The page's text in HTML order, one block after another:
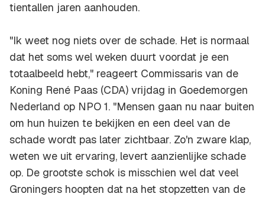
tientallen jaren aanhouden.
"Ik weet nog niets over de schade. Het is normaal
dat het soms wel weken duurt voordat je een
totaalbeeld hebt," reageert Commissaris van de
Koning René Paas (CDA) vrijdag in Goedemorgen
Nederland op NPO 1. "Mensen gaan nu naar buiten
om hun huizen te bekijken en een deel van de
schade wordt pas later zichtbaar. Zo'n zware klap,
weten we uit ervaring, levert aanzienlijke schade
op. De grootste schok is misschien wel dat veel
Groningers hoopten dat na het stopzetten van de